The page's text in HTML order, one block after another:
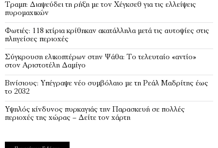
Τραμπ: Διαψεύδει τη ρήξη με τον Χέγκσεθ για τις ελλείψεις
πυρομαχικών
Φωτιές: 118 κτίρια κρίθηκαν ακατάλληλα μετά τις αυτοψίες στις
πληγείσες περιοχές
Σύγκρουση ελικοπτέρων στην Ψάθα: Tο τελευταίο «αντίο»
στον Αριστοτέλη Δαμίγο
Βινίσιους: Υπέγραψε νέο συμβόλαιο με τη Ρεάλ Μαδρίτης έως
το 2032
Υψηλός κίνδυνος πυρκαγιάς την Παρασκευή σε πολλές
περιοχές της χώρας – Δείτε τον χάρτη